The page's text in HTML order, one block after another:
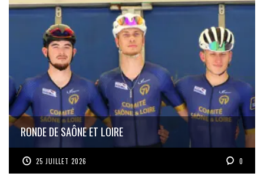
RONDE DE SAÔNE ET LOIRE
25 JUILLET 2026 0